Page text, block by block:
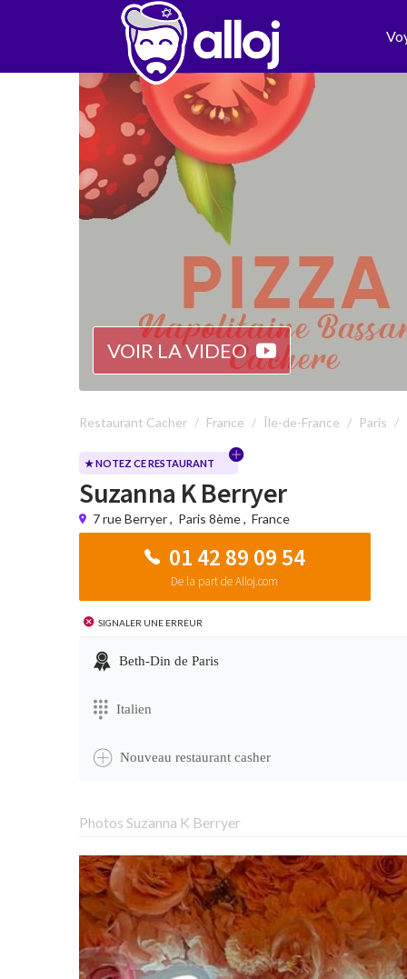
VOIR LA VIDEO
Restaurant Cacher France Île-de-France Paris
★ NOTEZ CE RESTAURANT
Suzanna K Berryer
7 rue Berryer, Paris 8ème, France
01 42 89 09 54
De la part de Alloj.com
Signaler une erreur
Beth-Din de Paris
Italien
Nouveau restaurant casher
Photos Suzanna K Berryer